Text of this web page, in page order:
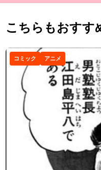
こちらもおすす
コミック アニメ